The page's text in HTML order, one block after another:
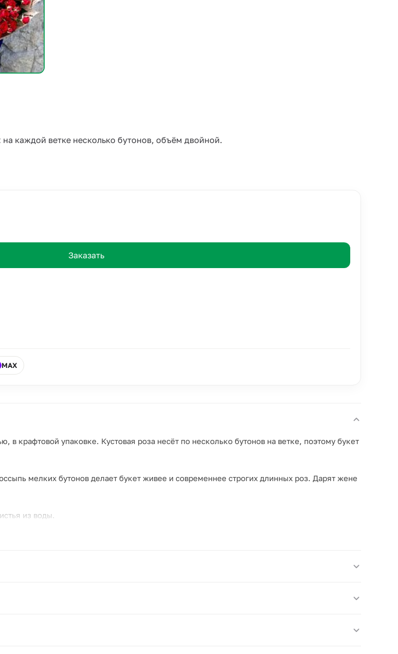
каждой ветке несколько бутонов, объём двойной.
Заказать
MAX
в крафтовой упаковке. Кустовая роза несёт по несколько бутонов на ветке, поэтому букет
мелких бутонов делает букет живее и современнее строгих длинных роз. Дарят жене
из воды.